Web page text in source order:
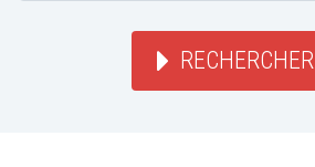
RECHERCHER